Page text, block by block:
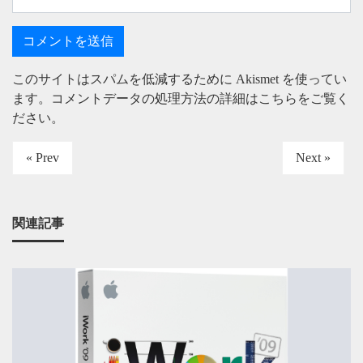
このサイトはスパムを低減するために Akismet を使ってい
ます。
コメントデータの処理方法の詳細はこちらをご覧く
ださい。
« Prev Next »
関連記事